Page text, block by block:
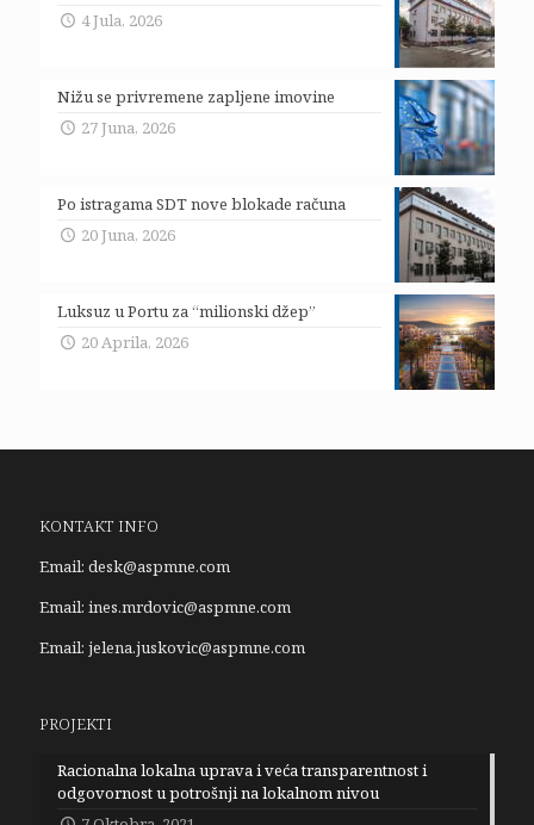
4 Jula, 2026
Nižu se privremene zapljene imovine
27 Juna, 2026
Po istragama SDT nove blokade računa
20 Juna, 2026
Luksuz u Portu za “milionski džep”
20 Aprila, 2026
KONTAKT INFO
Email: desk@aspmne.com
Email: ines.mrdovic@aspmne.com
Email: jelena.juskovic@aspmne.com
PROJEKTI
Racionalna lokalna uprava i veća transparentnost i
odgovornost u potrošnji na lokalnom nivou